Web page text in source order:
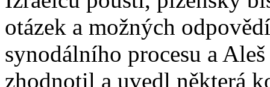
otázek a možných
synodálního procesu a
zhodnotil a uvedl některá